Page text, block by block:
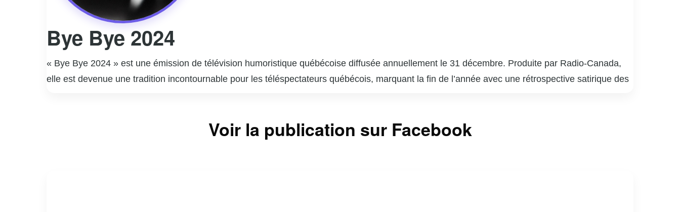
Bye Bye 2024
« Bye Bye 2024 » est une émission de télévision humoristique québécoise diffusée annuellement le 31 décembre. Produite par Radio-Canada,
elle est devenue une tradition incontournable pour les téléspectateurs québécois, marquant la fin de l’année avec une rétrospective satirique des
façonné l’année, offrant ainsi une occasion de rire et de réfléchir avant de tourner la page vers une nouvelle année.
Voir la publication sur Facebook